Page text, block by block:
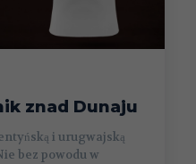
znad Dunaju
i urugwajską
bez powodu w